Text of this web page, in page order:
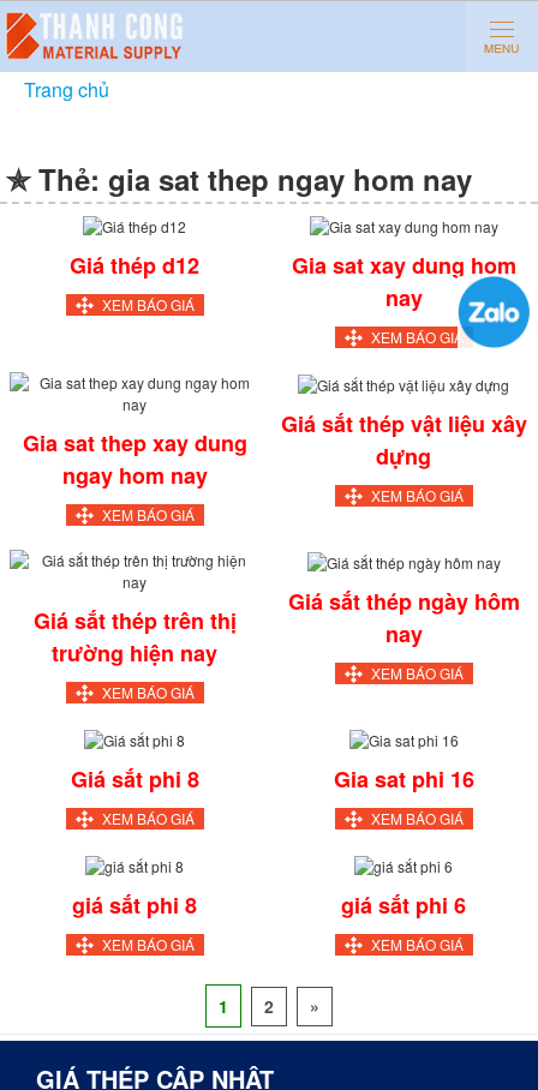
Trang chủ
✯ Thẻ: gia sat thep ngay hom nay
Giá thép d12
XEM BÁO GIÁ
Gia sat xay dung hom
nay
XEM BÁO GIÁ
Gia sat thep xay dung
ngay hom nay
XEM BÁO GIÁ
Giá sắt thép vật liệu xây
dựng
XEM BÁO GIÁ
Giá sắt thép trên thị
trường hiện nay
XEM BÁO GIÁ
Giá sắt thép ngày hôm
nay
XEM BÁO GIÁ
Giá sắt phi 8
XEM BÁO GIÁ
Gia sat phi 16
XEM BÁO GIÁ
giá sắt phi 8
XEM BÁO GIÁ
giá sắt phi 6
XEM BÁO GIÁ
1 2 »
GIÁ THÉP CẬP NHẬT